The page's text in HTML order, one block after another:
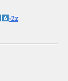
-2z